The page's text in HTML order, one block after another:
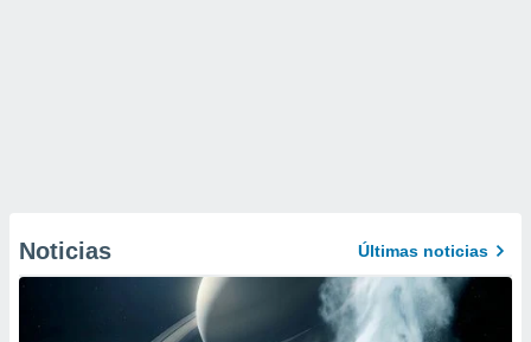
Noticias Últimas noticias